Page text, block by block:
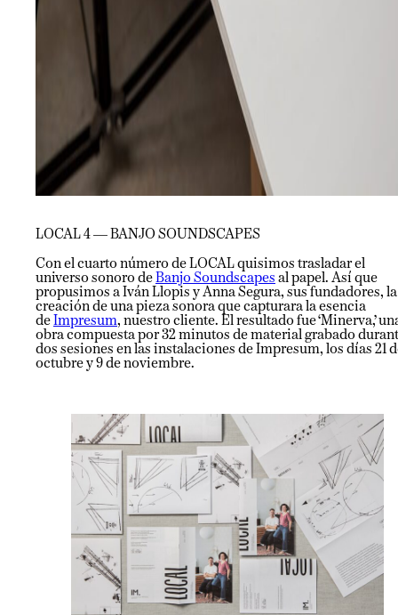
LOCAL 4 — BANJO SOUNDSCAPES
Con el cuarto número de LOCAL quisimos trasladar el
universo sonoro deBanjo Soundscapes al papel. Así que
propusimos a Iván Llopis y Anna Segura, sus fundadores, la
creación de una pieza sonora que capturara la esencia
deImpresum, nuestro cliente. El resultado fue ‘Minerva,’
obra compuesta por 32 minutos de material grabado
dos sesiones en las instalaciones de Impresum, los días 21
octubre y 9 de noviembre.